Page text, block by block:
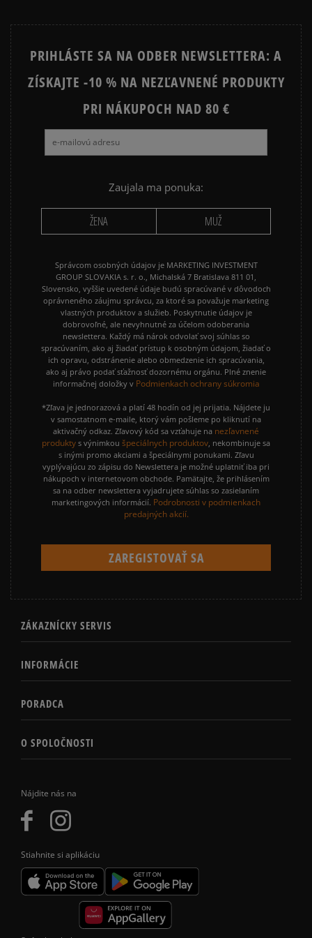
Nájdite nás na
Stiahnite si aplikáciu
PRIHLÁSTE SA NA ODBER NEWSLETTERA: A
ZÍSKAJTE -10 % NA NEZĽAVNENÉ PRODUKTY
PRI NÁKUPOCH NAD 80 €
Zaujala ma ponuka:
ŽENA MUŽ
Správcom osobných údajov je MARKETING INVESTMENT
GROUP SLOVAKIA s. r. o., Michalská 7 Bratislava 811 01,
Slovensko, vyššie uvedené údaje budú spracúvané v dôvodoch
oprávneného záujmu správcu, za ktoré sa považuje marketing
vlastných produktov a služieb. Poskytnutie údajov je
dobrovoľné, ale nevyhnutné za účelom odoberania
newslettera. Každý má nárok odvolať svoj súhlas so
spracúvaním, ako aj žiadať prístup k osobným údajom, žiadať o
ich opravu, odstránenie alebo obmedzenie ich spracúvania,
ako aj právo podať sťažnosť dozornému orgánu. Plné znenie
informačnej doložky v Podmienkach ochrany súkromia
*Zľava je jednorazová a platí 48 hodín od jej prijatia. Nájdete ju
v samostatnom e-maile, ktorý vám pošleme po kliknutí na
aktivačný odkaz. Zľavový kód sa vzťahuje na nezľavnené
produkty s výnimkou špeciálnych produktov , nekombinuje sa
s inými promo akciami a špeciálnymi ponukami. Zľavu
vyplývajúcu zo zápisu do Newslettera je možné uplatniť iba pri
nákupoch v internetovom obchode. Pamätajte, že prihlásením
sa na odber newslettera vyjadrujete súhlas so zasielaním
marketingových informácií. Podrobnosti v podmienkach
predajných akcií.
ZÁKAZNÍCKY SERVIS
INFORMÁCIE
PORADCA
O SPOLOČNOSTI